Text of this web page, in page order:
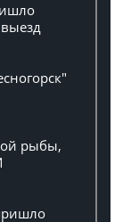
рыбы,